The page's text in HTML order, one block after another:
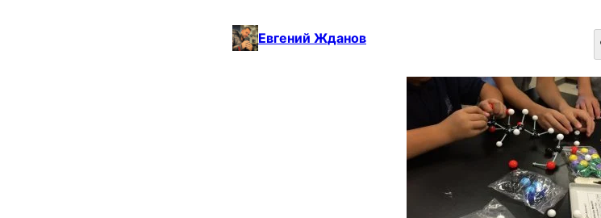
Евгений Жданов